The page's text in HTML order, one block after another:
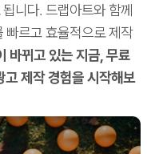
니다. 드랩아트와 함께
빠르고 효율적으로 제작
바뀌고 있는 지금, 무료
제작 경험을 시작해보